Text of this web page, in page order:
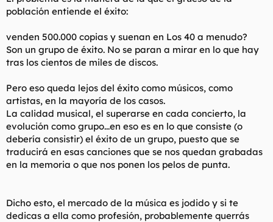
población entiende el éxito:
venden 500.000 copias y suenan en Los 40 a menudo?
Son un grupo de éxito. No se paran a mirar en lo que hay
tras los cientos de miles de discos.
Pero eso queda lejos del éxito como músicos, como
artistas, en la mayoría de los casos.
La calidad musical, el superarse en cada concierto, la
evolución como grupo...en eso es en lo que consiste (o
debería consistir) el éxito de un grupo, puesto que se
traducirá en esas canciones que se nos quedan grabadas
en la memoria o que nos ponen los pelos de punta.
Dicho esto, el mercado de la música es jodido y si te
dedicas a ella como profesión, probablemente querrás